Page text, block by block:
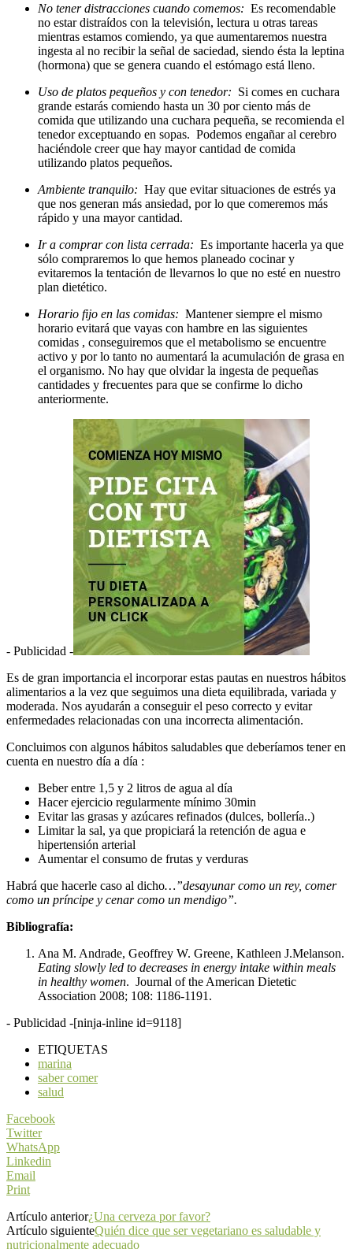
No tener distracciones cuando comemos: Es recomendable
no estar distraídos con la televisión, lectura u otras tareas
mientras estamos comiendo, ya que aumentaremos nuestra
ingesta al no recibir la señal de saciedad, siendo ésta la leptina
(hormona) que se genera cuando el estómago está lleno.
Uso de platos pequeños y con tenedor: Si comes en cuchara
grande estarás comiendo hasta un 30 por ciento más de
comida que utilizando una cuchara pequeña, se recomienda el
tenedor exceptuando en sopas. Podemos engañar al cerebro
haciéndole creer que hay mayor cantidad de comida
utilizando platos pequeños.
Ambiente tranquilo: Hay que evitar situaciones de estrés ya
que nos generan más ansiedad, por lo que comeremos más
rápido y una mayor cantidad.
Ir a comprar con lista cerrada: Es importante hacerla ya que
sólo compraremos lo que hemos planeado cocinar y
evitaremos la tentación de llevarnos lo que no esté en nuestro
plan dietético.
Horario fijo en las comidas: Mantener siempre el mismo
horario evitará que vayas con hambre en las siguientes
comidas , conseguiremos que el metabolismo se encuentre
activo y por lo tanto no aumentará la acumulación de grasa en
el organismo. No hay que olvidar la ingesta de pequeñas
cantidades y frecuentes para que se confirme lo dicho
anteriormente.
- Publicidad -
Es de gran importancia el incorporar estas pautas en nuestros hábitos
alimentarios a la vez que seguimos una dieta equilibrada, variada y
moderada. Nos ayudarán a conseguir el peso correcto y evitar
enfermedades relacionadas con una incorrecta alimentación.
Concluimos con algunos hábitos saludables que deberíamos tener en
cuenta en nuestro día a día :
Beber entre 1,5 y 2 litros de agua al día
Hacer ejercicio regularmente mínimo 30min
Evitar las grasas y azúcares refinados (dulces, bollería..)
Limitar la sal, ya que propiciará la retención de agua e
hipertensión arterial
Aumentar el consumo de frutas y verduras
Habrá que hacerle caso al dicho…”desayunar como un rey, comer
como un príncipe y cenar como un mendigo”.
Bibliografía:
Ana M. Andrade, Geoffrey W. Greene, Kathleen J.Melanson.
Eating slowly led to decreases in energy intake within meals
in healthy women. Journal of the American Dietetic
Association 2008; 108: 1186-1191.
- Publicidad -[ninja-inline id=9118]
ETIQUETAS
marina
saber comer
salud
Facebook
Twitter
WhatsApp
Linkedin
Email
Print
Artículo anterior¿Una cerveza por favor?
Artículo siguienteQuién dice que ser vegetariano es saludable y
nutricionalmente adecuado